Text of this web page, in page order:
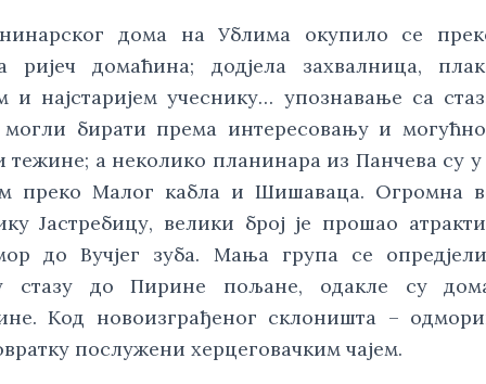
дома на Ублима окупило се
ријеч домаћина; додјела захвалница,
најстаријем учеснику… упознавање са
бирати према интересовању и
а неколико планинара из Панчева су у
преко Малог кабла и Шишаваца. Огромна
Јастребицу, велики број је прошао
до Вучјег зуба. Мања група се
стазу до Пирине пољане, одакле су
Код новоизграђеног склоништа –
послужени херцеговачким чајем.